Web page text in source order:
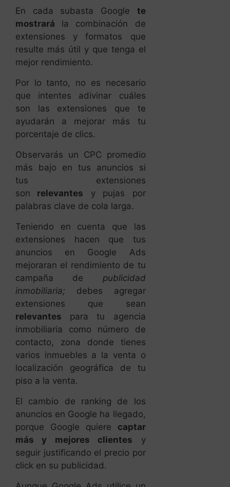
mejor rendimiento.
Por lo tanto, no es necesario
que intentes adivinar cuáles
son las extensiones que te
ayudarán a mejorar más tu
porcentaje de clics.
Observarás un CPC promedio
más bajo en tus anuncios si
tus extensiones
sonrelevantesy pujas por
palabras clave de cola larga.
Teniendo en cuenta que las
extensiones hacen que tus
anuncios en Google Ads
mejoraran el rendimiento de tu
campaña de
publicidad
inmobiliaria;
debes agregar
extensiones que sean
relevantes
para tu agencia
inmobiliaria como número de
contacto, zona donde tienes
varios inmuebles a la venta o
localización geográfica de tu
piso a la venta.
El cambio de ranking de los
anuncios en Google ha llegado,
porque Google quiere
captar
más y mejores clientes
seguir justificando el precio por
click en su publicidad.
Aunque Google Ads utilice un
sistema de pujas para cobrar
por sus anuncios, Google ha
observado que sus clientes
planifican largas campañas